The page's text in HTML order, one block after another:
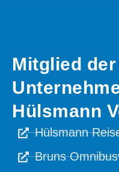
Mitglied der
Hülsmann
Hülsmann
Bruns